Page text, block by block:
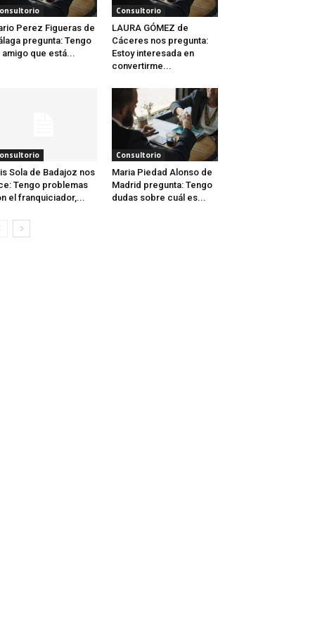
Perez Figueras de
pregunta: Tengo
amigo que está...
Consultorio
LAURA GÓMEZ de
Cáceres nos pregunta:
Estoy interesada en
convertirme...
Sola de Badajoz nos
Tengo problemas
el franquiciador,...
Consultorio
Maria Piedad Alonso de
Madrid pregunta: Tengo
dudas sobre cuál es...